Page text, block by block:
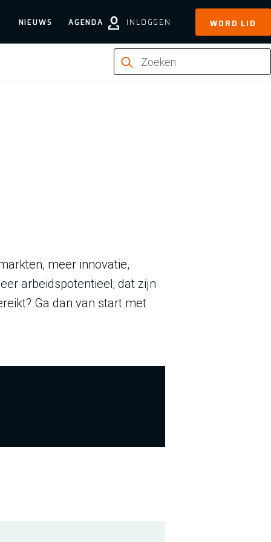
NIEUWS AGENDA INLOGGEN WORD LID
meer innovatie,
arbeidspotentieel; dat zijn
Ga dan van start met